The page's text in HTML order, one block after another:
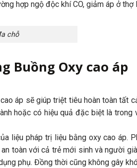
hợp ngộ độc khí CO, giảm áp ở thợ
chỗ
Buồng Oxy cao áp
áp sẽ giúp triệt tiêu hoàn toàn tất
hoặc có hiệu quả đặc biệt là trong
liệu pháp trị liệu bằng oxy cao áp.
toàn với cả trẻ mới sinh và người
phụ. Đồng thời cũng không gây